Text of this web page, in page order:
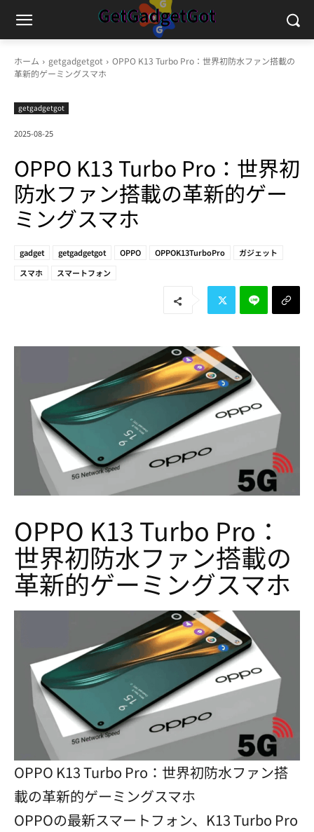
ホーム getgadgetgot
OPPO K13 Turbo Pro：世界初防水ファン搭載の
革新的ゲーミングスマホ
getgadgetgot
2025-08-25
OPPO K13 Turbo Pro：世界初
防水ファン搭載の革新的ゲー
ミングスマホ
gadget getgadgetgot OPPO OPPOK13TurboPro
ガジェット
スマホ
スマートフォン
OPPO K13 Turbo Pro：
世界初防水ファン搭載の
革新的ゲーミングスマホ
OPPO K13 Turbo Pro：世界初防水ファン搭
載の革新的ゲーミングスマホ
OPPOの最新スマートフォン、K13 Turbo Pro